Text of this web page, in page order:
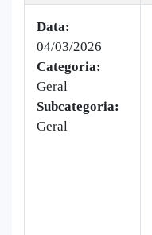
Data:
04/03/2026
Categoria:
Geral
Subcategoria:
Geral